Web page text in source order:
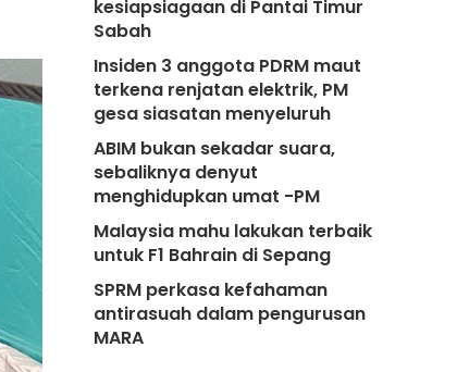
kesiapsiagaan di Pantai Timur
Sabah
Insiden 3 anggota PDRM maut
terkena renjatan elektrik, PM
gesa siasatan menyeluruh
ABIM bukan sekadar suara,
sebaliknya denyut
menghidupkan umat -PM
Malaysia mahu lakukan terbaik
untuk F1 Bahrain di Sepang
SPRM perkasa kefahaman
antirasuah dalam pengurusan
MARA